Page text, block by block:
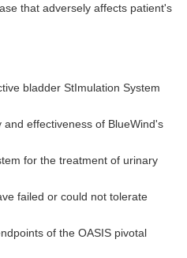
that adversely affects patient's
bladder StImulation System
effectiveness of BlueWind's
for the treatment of urinary
failed or could not tolerate
of the OASIS pivotal